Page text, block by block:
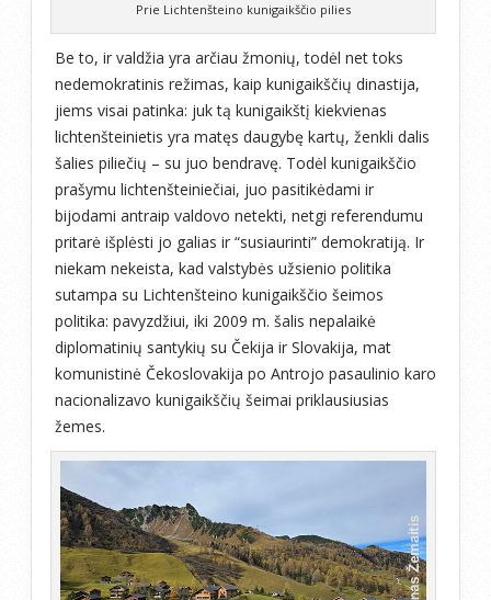
Prie Lichtenšteino kunigaikščio pilies
Be to, ir valdžia yra arčiau žmonių, todėl net toks
nedemokratinis režimas, kaip kunigaikščių dinastija,
jiems visai patinka: juk tą kunigaikštį kiekvienas
lichtenšteinietis yra matęs daugybę kartų, ženkli dalis
šalies piliečių – su juo bendravę. Todėl kunigaikščio
prašymu lichtenšteiniečiai, juo pasitikėdami ir
bijodami antraip valdovo netekti, netgi referendumu
pritarė išplėsti jo galias ir “susiaurinti” demokratiją. Ir
niekam nekeista, kad valstybės užsienio politika
sutampa su Lichtenšteino kunigaikščio šeimos
politika: pavyzdžiui, iki 2009 m. šalis nepalaikė
diplomatinių santykių su Čekija ir Slovakija, mat
komunistinė Čekoslovakija po Antrojo pasaulinio karo
nacionalizavo kunigaikščių šeimai priklausiusias
žemes.